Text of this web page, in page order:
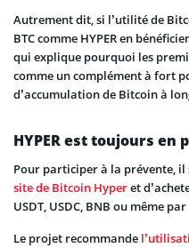
Autrement dit, si l’utilité de
BTC comme HYPER en
qui explique pourquoi les
comme un complément à fort
d’accumulation de Bitcoin à
HYPER est toujours en
Pour participer à la prévente, il
site de Bitcoin Hyperet
USDT, USDC, BNB ou même
Le projet recommande